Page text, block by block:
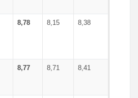
8,78 8,15 8,38
8,77 8,71 8,41